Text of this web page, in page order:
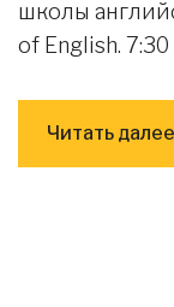
школы
of English.
Читать далее